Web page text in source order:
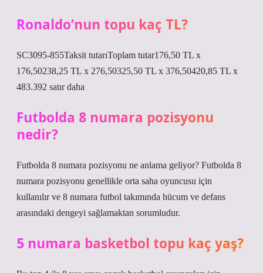
Ronaldo’nun topu kaç TL?
SC3095-855Taksit tutarıToplam tutar176,50 TL x
176,50238,25 TL x 276,50325,50 TL x 376,50420,85 TL x
483.392 satır daha
Futbolda 8 numara pozisyonu
nedir?
Futbolda 8 numara pozisyonu ne anlama geliyor? Futbolda 8
numara pozisyonu genellikle orta saha oyuncusu için
kullanılır ve 8 numara futbol takımında hücum ve defans
arasındaki dengeyi sağlamaktan sorumludur.
5 numara basketbol topu kaç yaş?